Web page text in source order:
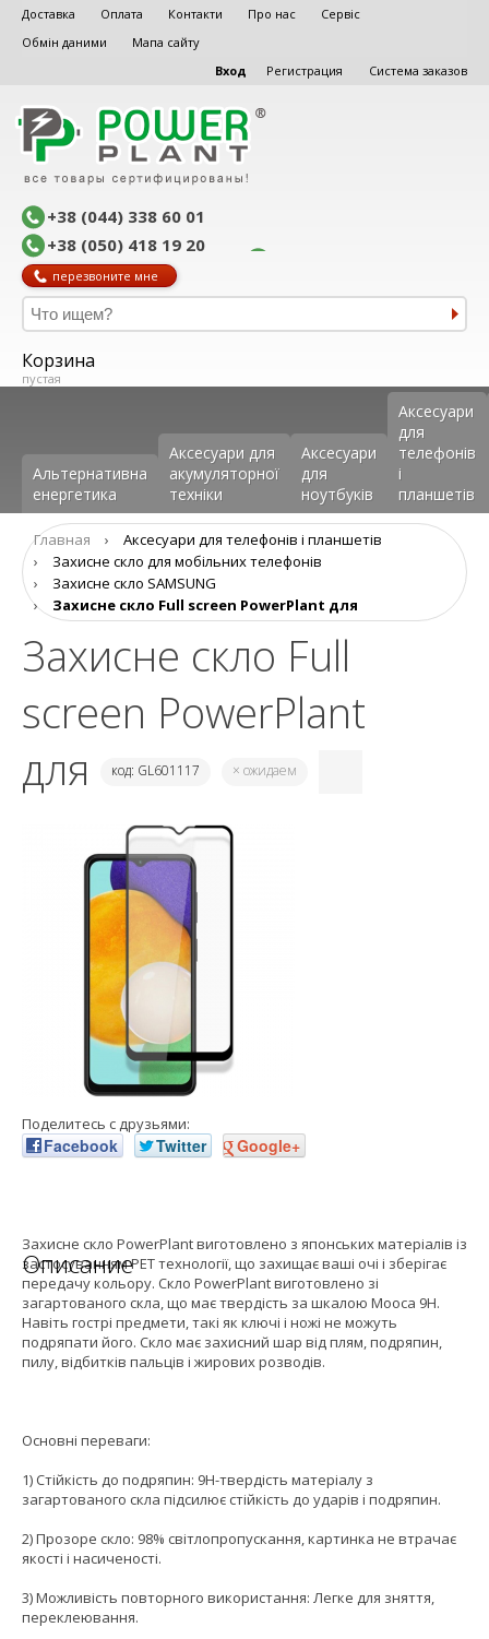
Доставка Оплата Контакти Про нас
Сервіс
Обмін даними
Мапа сайту
Вход
Регистрация Система заказов
+38 (044) 338 60 01
+38 (050) 418 19 20
перезвоните мне
Корзина
пустая
Альтернативна
енергетика
Аксесуари для
акумуляторної
техніки
Аксесуари
для
ноутбуків
Аксеcуари
для
телефонів
і
планшетів
Главная ›
Аксеcуари для телефонів і планшетів
›
Захисне скло для мобільних телефонів
›
Захисне скло SAMSUNG
›
Захисне скло Full screen PowerPlant для
Захисне скло Full
screen PowerPlant
для
код: GL601117 × ожидаем
Поделитесь с друзьями:
Facebook Twitter Google+
Описание
Захисне скло PowerPlant виготовлено з японських матеріалів із
застосуванням PET технології, що захищає ваші очі і зберігає
передачу кольору. Скло PowerPlant виготовлено зі
загартованого скла, що має твердість за шкалою Мооса 9H.
Навіть гострі предмети, такі як ключі і ножі не можуть
подряпати його. Скло має захисний шар від плям, подряпин,
пилу, відбитків пальців і жирових розводів.
Основні переваги:
1) Стійкість до подряпин: 9H-твердість матеріалу з
загартованого скла підсилює стійкість до ударів і подряпин.
2) Прозоре скло: 98% світлопропускання, картинка не втрачає
якості і насиченості.
3) Можливість повторного використання: Легке для зняття,
переклеювання.